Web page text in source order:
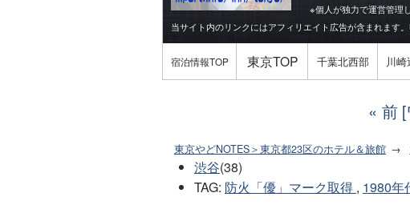
※個人が独力で運営管理
当サイト内のリンクにはアフィリエイト広告が含まれます
宿泊情報TOP 東京TOP 千葉北西部 川崎
前
東京やどNOTES＞東京都23区のホテル＆旅館
渋谷(38)
TAG: 防火「優」マーク取得 , 1980年